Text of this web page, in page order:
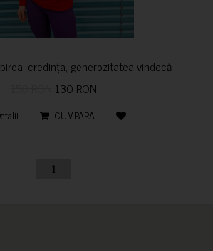
credința, generozitatea vindecă
130 RON
CUMPARA
1